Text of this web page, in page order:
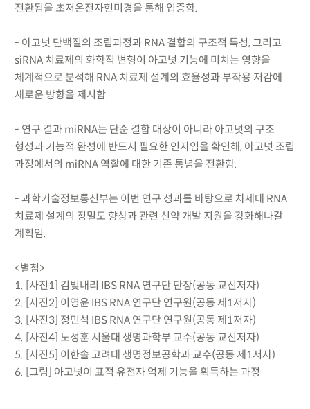
전환됨을 초저온전자현미경을 통해 입증함.
- 아고넛 단백질의 조립과정과 RNA 결합의 구조적 특성, 그리고
siRNA 치료제의 화학적 변형이 아고넛 기능에 미치는 영향을
체계적으로 분석해 RNA 치료제 설계의 효율성과 부작용 저감에
새로운 방향을 제시함.
- 연구 결과 miRNA는 단순 결합 대상이 아니라 아고넛의 구조
형성과 기능적 완성에 반드시 필요한 인자임을 확인해, 아고넛 조립
과정에서의 miRNA 역할에 대한 기존 통념을 전환함.
- 과학기술정보통신부는 이번 연구 성과를 바탕으로 차세대 RNA
치료제 설계의 정밀도 향상과 관련 신약 개발 지원을 강화해나갈
계획임.
<별첨>
1. [사진1] 김빛내리 IBS RNA 연구단 단장(공동 교신저자)
2. [사진2] 이영윤 IBS RNA 연구단 연구원(공동 제1저자)
3. [사진3] 정민석 IBS RNA 연구단 연구원(공동 제1저자)
4. [사진4] 노성훈 서울대 생명과학부 교수(공동 교신저자)
5. [사진5] 이한솔 고려대 생명정보공학과 교수(공동 제1저자)
6. [그림] 아고넛이 표적 유전자 억제 기능을 획득하는 과정